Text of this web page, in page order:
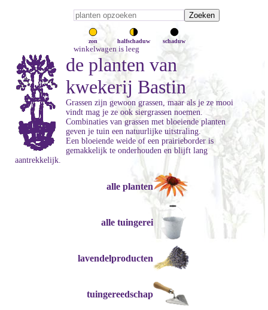
zon halfschaduw schaduw
winkelwagen is leeg
de planten van
kwekerij Bastin
Grassen zijn gewoon grassen, maar als je ze mooi
vindt mag je ze ook siergrassen noemen.
Combinaties van grassen met bloeiende planten
geven je tuin een natuurlijke uitstraling.
Een bloeiende weide of een prairieborder is
gemakkelijk te onderhouden en blijft lang
aantrekkelijk.
alle planten
alle tuingerei
lavendelproducten
tuingereedschap